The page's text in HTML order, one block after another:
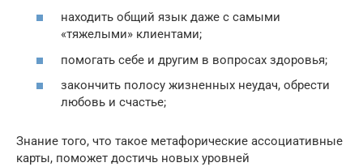
находить общий язык даже с самыми
«тяжелыми» клиентами;
помогать себе и другим в вопросах здоровья;
закончить полосу жизненных неудач, обрести
любовь и счастье;
Знание того, что такое метафорические ассоциативные
карты, поможет достичь новых уровней